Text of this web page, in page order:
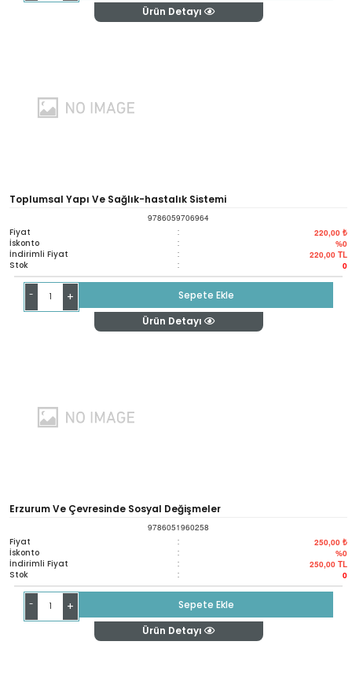
Ürün Detayı
Toplumsal Yapı Ve Sağlık-hastalık Sistemi
9786059706964
Fiyat : 220,00 ₺
İskonto : %0
İndirimli Fiyat : 220,00 TL
Stok : 0
- +
Sepete Ekle
Ürün Detayı
Erzurum Ve Çevresinde Sosyal Değişmeler
9786051960258
Fiyat : 250,00 ₺
İskonto : %0
İndirimli Fiyat : 250,00 TL
Stok : 0
- +
Sepete Ekle
Ürün Detayı